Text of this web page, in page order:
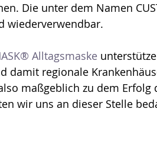
Die unter dem Namen
wiederverwendbar.
Alltagsmaske
damit regionale
maßgeblich zu dem Erfolg
wir uns an dieser Stelle